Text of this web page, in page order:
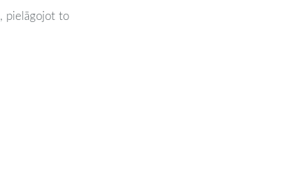
pielāgojot to